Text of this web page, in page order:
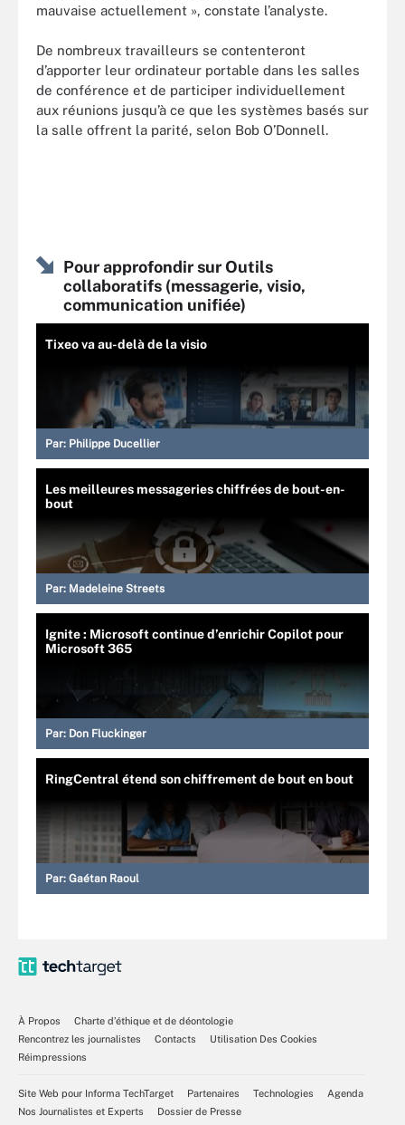
mauvaise actuellement », constate l’analyste.
De nombreux travailleurs se contenteront
d’apporter leur ordinateur portable dans les salles
de conférence et de participer individuellement
aux réunions jusqu’à ce que les systèmes basés sur
la salle offrent la parité, selon Bob O’Donnell.
Pour approfondir sur Outils
collaboratifs (messagerie, visio,
communication unifiée)
Tixeo va au-delà de la visio
Par: Philippe Ducellier
Les meilleures messageries chiffrées de bout-en-
bout
Par: Madeleine Streets
Ignite : Microsoft continue d’enrichir Copilot pour
Microsoft 365
Par: Don Fluckinger
RingCentral étend son chiffrement de bout en bout
Par: Gaétan Raoul
À Propos
Charte d’éthique et de déontologie
Rencontrez les journalistes
Contacts
Utilisation Des Cookies
Réimpressions
Site Web pour Informa TechTarget Partenaires Technologies
Agenda
Nos Journalistes et Experts
Dossier de Presse